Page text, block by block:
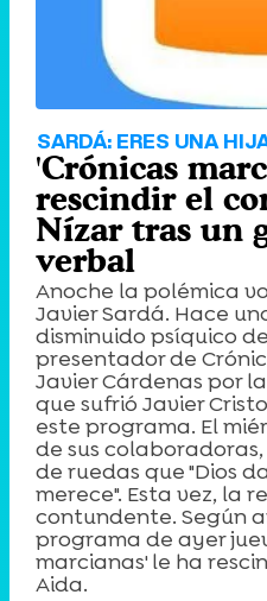
SARDÁ: ERES UNA
'Crónicas
rescindir el
Nízar tras un
verbal
Anoche la polémica
Javier Sardá. Hace
disminuido psíquico
presentador de
Javier Cárdenas por
que sufrió Javier
este programa. El
de sus
de ruedas que "Dios
merece". Esta vez, la
contundente. Según
programa de ayer
marcianas' le ha
Aida.